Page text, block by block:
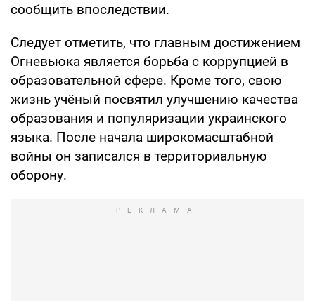
сообщить впоследствии.
Следует отметить, что главным достижением
Огневьюка является борьба с коррупцией в
образовательной сфере. Кроме того, свою
жизнь учёный посвятил улучшению качества
образования и популяризации украинского
языка. После начала широкомасштабной
войны он записался в территориальную
оборону.